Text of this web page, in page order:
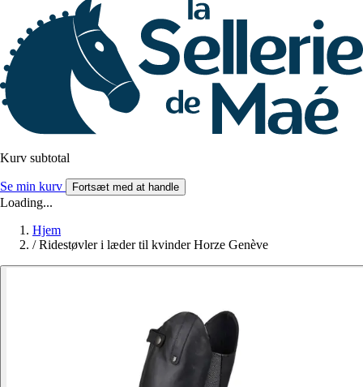
Kurv subtotal
Se min kurv Fortsæt med at handle
Loading...
Hjem
/ Ridestøvler i læder til kvinder Horze Genève